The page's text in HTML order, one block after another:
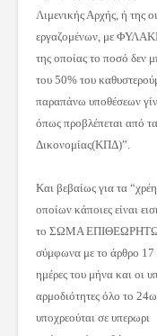
Λιμενικής Αρχής, ή της
εργαζομένων, με
της οποίας το ποσό δεν
του 50% του
παραπάνω υποθέσεων
όπως προβλέπεται από
Δικονομίας(ΚΠΔ)”.
Και βεβαίως για τα
οποίων κάποιες είναι
το ΣΩΜΑ ΕΠΙΘΕΩΡΗΤΩΝ
σύμφωνα με το άρθρο 17
ημέρες του μήνα και οι
αρμοδιότητες όλο το
υποχρεούται σε υπερωρι